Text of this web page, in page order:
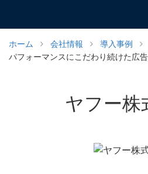
ホーム 会社情報 導入事例
パフォーマンスにこだわり続けた広
ヤフー株